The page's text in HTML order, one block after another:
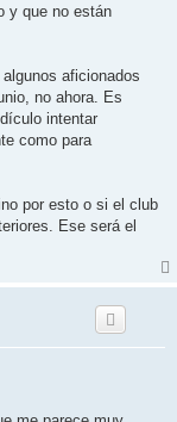
y que no están
aficionados
no ahora. Es
intentar
como para
por esto o si el club
Ese será el